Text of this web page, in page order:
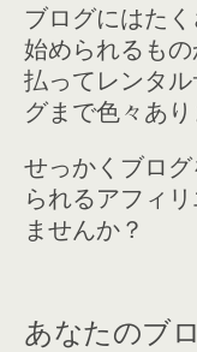
ブログにはた
始められるも
払ってレンタ
グまで色々あり
せっかくブロ
られるアフィ
ませんか？
あなたのブ